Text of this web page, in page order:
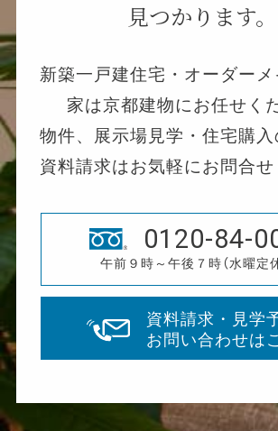
見つかります。
新築一戸建住宅・オーダー
家は京都建物にお任せく
物件、展示場見学・住宅購入
資料請求はお気軽にお問合せ
0120-84-
午前９時～午後７時（水曜定
資料請求・見学
お問い合わせは